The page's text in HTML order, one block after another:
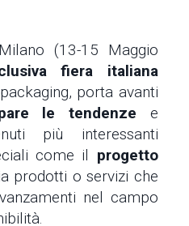
(13-15 Maggio
fiera italiana
porta avanti
le tendenze e
più interessanti
come il progetto
prodotti o servizi che
nel campo